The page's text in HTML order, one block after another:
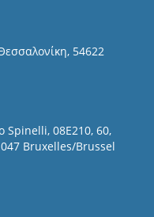
54622
08E210, 60,
Bruxelles/Brussel